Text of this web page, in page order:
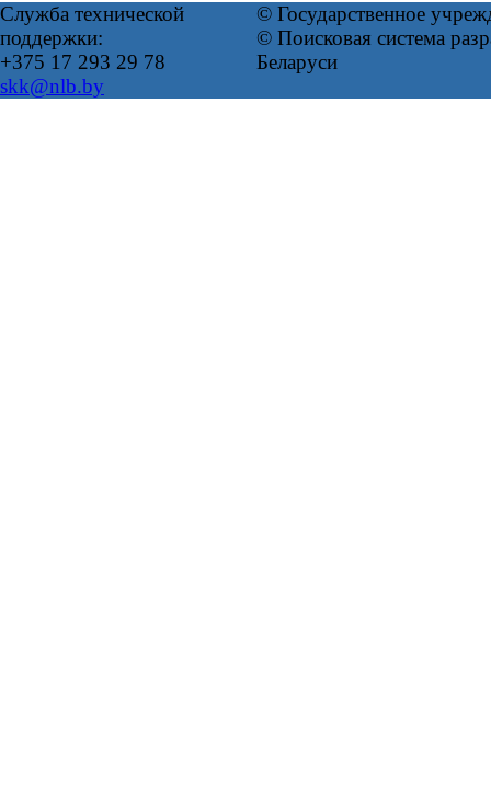
Служба технической
поддержки:
+375 17 293 29 78
skk@nlb.by
© Государственное
© Поисковая система
Беларуси